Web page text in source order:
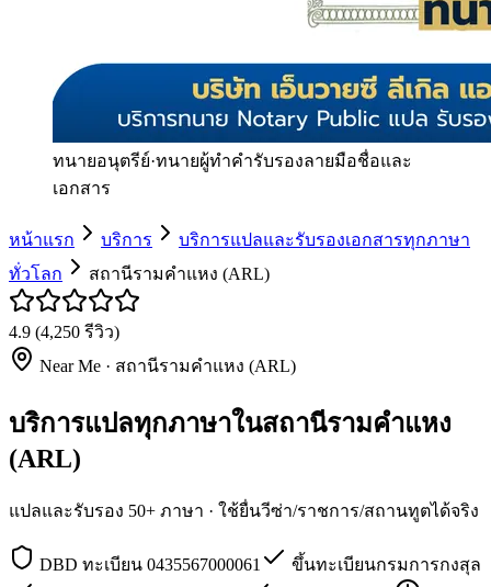
ทนายอนุตรีย์·ทนายผู้ทำคำรับรองลายมือชื่อและ
เอกสาร
หน้าแรก บริการ
บริการแปลและรับรองเอกสารทุกภาษา
ทั่วโลก
สถานีรามคำแหง (ARL)
4.9 (4,250 รีวิว)
Near Me · สถานีรามคำแหง (ARL)
บริการแปลทุกภาษาในสถานีรามคำแหง
(ARL)
แปลและรับรอง 50+ ภาษา · ใช้ยื่นวีซ่า/ราชการ/สถานทูตได้จริง
DBD ทะเบียน 0435567000061
ขึ้นทะเบียนกรมการกงสุล